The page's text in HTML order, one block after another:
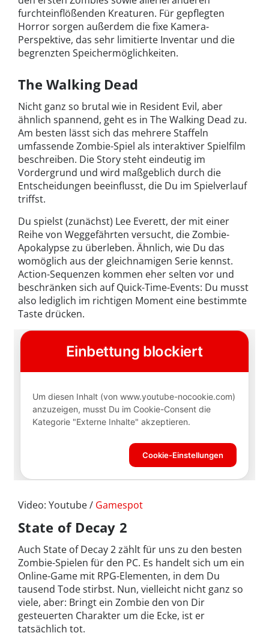
furchteinflößenden Kreaturen. Für gepflegten
Horror sorgen außerdem die fixe Kamera-
Perspektive, das sehr limitierte Inventar und die
begrenzten Speichermöglichkeiten.
The Walking Dead
Nicht ganz so brutal wie in Resident Evil, aber
ähnlich spannend, geht es in The Walking Dead zu.
Am besten lässt sich das mehrere Staffeln
umfassende Zombie-Spiel als interaktiver Spielfilm
beschreiben. Die Story steht eindeutig im
Vordergrund und wird maßgeblich durch die
Entscheidungen beeinflusst, die Du im Spielverlauf
triffst.
Du spielst (zunächst) Lee Everett, der mit einer
Reihe von Weggefährten versucht, die Zombie-
Apokalypse zu überleben. Ähnlich, wie Du das
womöglich aus der gleichnamigen Serie kennst.
Action-Sequenzen kommen eher selten vor und
beschränken sich auf Quick-Time-Events: Du musst
also lediglich im richtigen Moment eine bestimmte
Taste drücken.
Video: Youtube / Gamespot
State of Decay 2
Auch State of Decay 2 zählt für uns zu den besten
Zombie-Spielen für den PC. Es handelt sich um ein
Online-Game mit RPG-Elementen, in dem Du
tausend Tode stirbst. Nun, vielleicht nicht ganz so
viele, aber: Bringt ein Zombie den von Dir
gesteuerten Charakter um die Ecke, ist er
tatsächlich tot.